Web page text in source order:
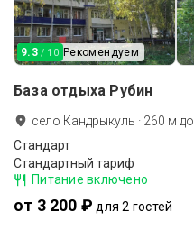
9.3 / 10 Рекомендуем
База отдыха Рубин
село Кандрыкуль · 260 м до
Стандарт
Стандартный тариф
Питание включено
от 3 200 ₽ для 2 гостей